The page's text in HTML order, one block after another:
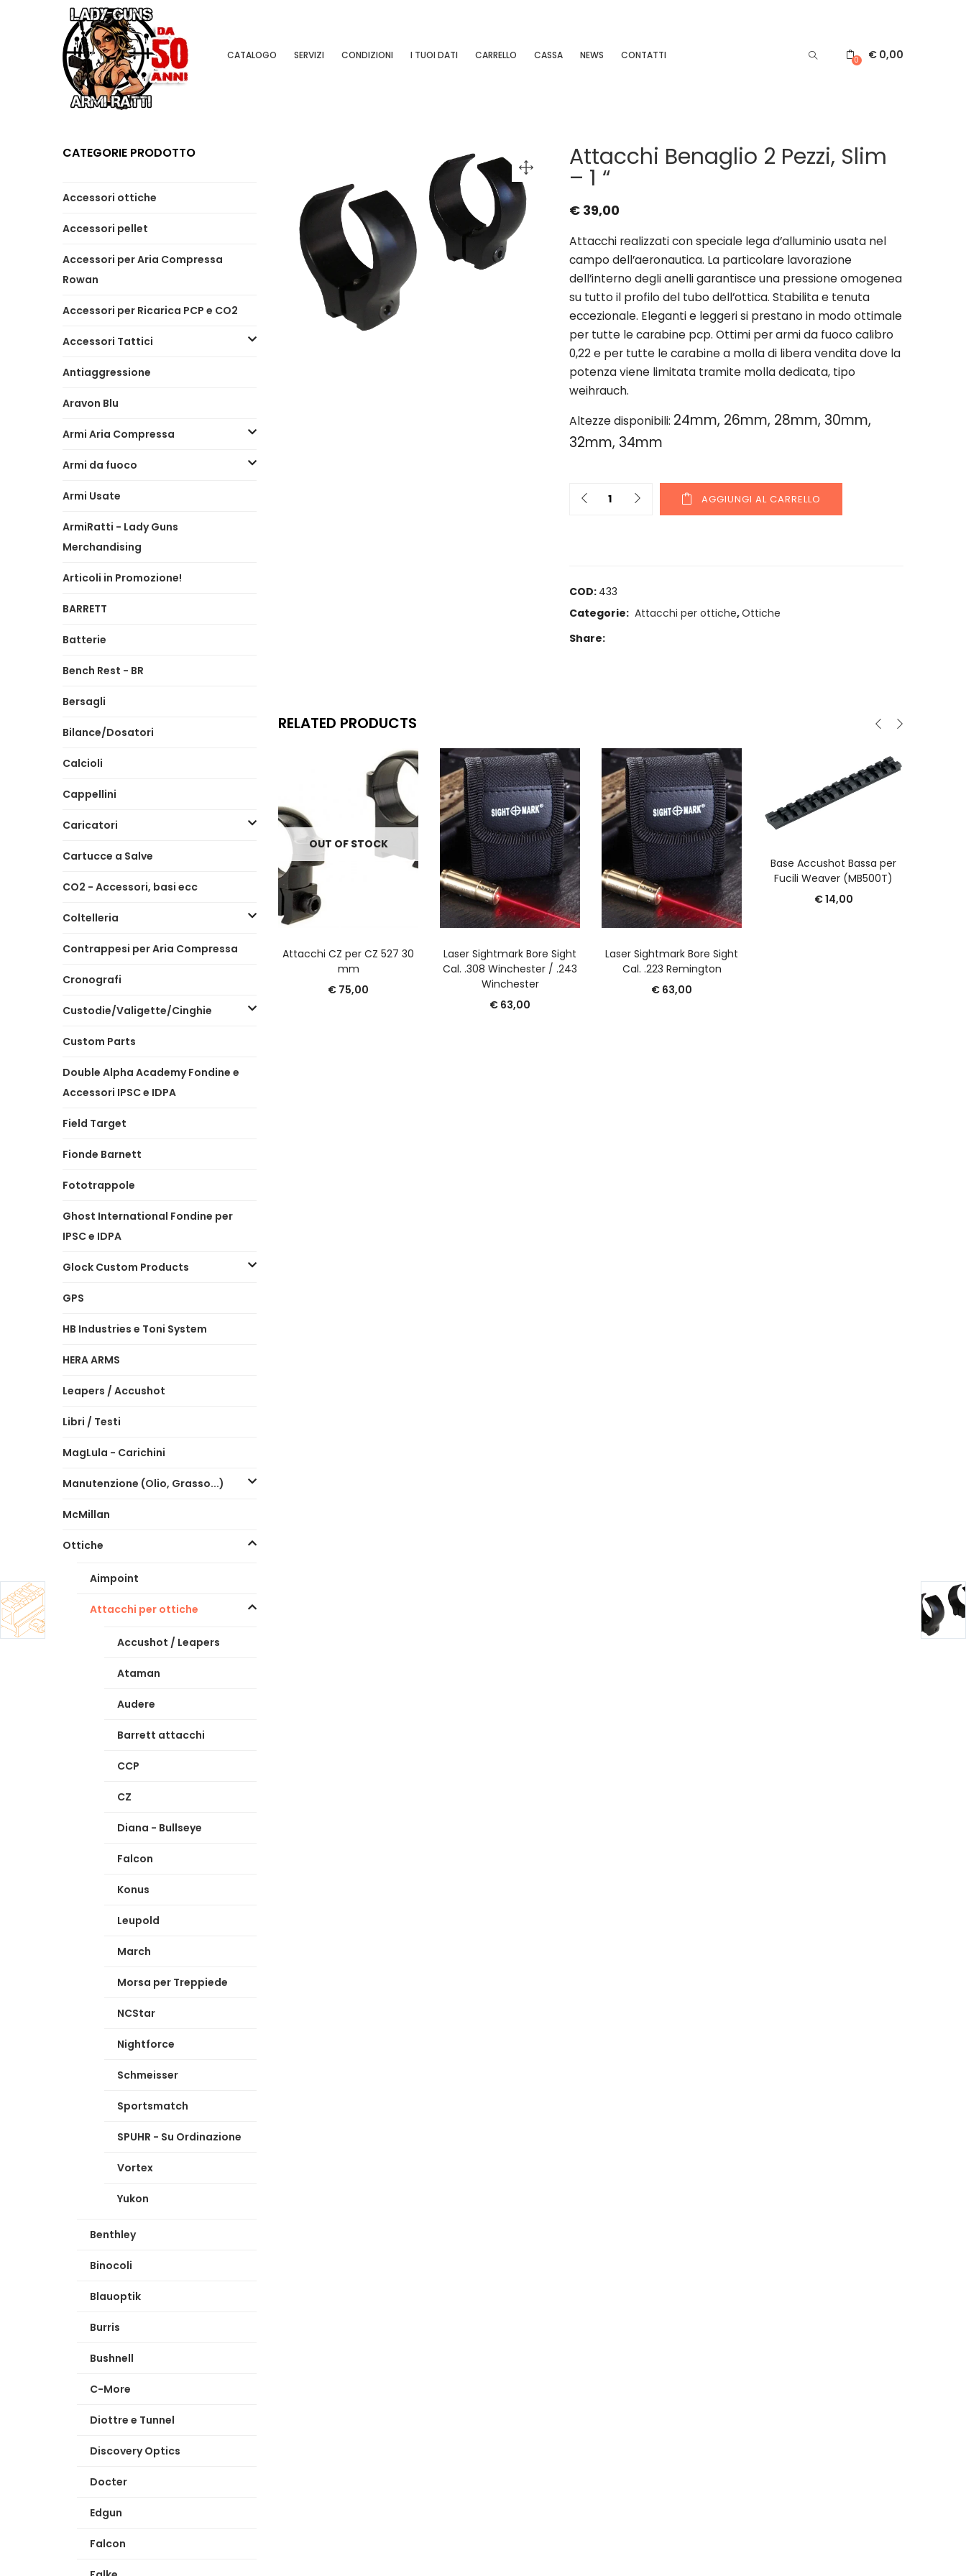
CATALOGO SERVIZI CONDIZIONI I TUOI DATI CARRELLO CASSA NEWS CONTATTI 0 €0,00
Attacchi Benaglio 2 Pezzi, Slim
– 1 “
€ 39,00
Attacchi realizzati con speciale lega d’alluminio usata nel
campo dell’aeronautica. La particolare lavorazione
dell’interno degli anelli garantisce una pressione omogenea
su tutto il profilo del tubo dell’ottica. Stabilita e tenuta
eccezionale. Eleganti e leggeri si prestano in modo ottimale
per tutte le carabine pcp. Ottimi per armi da fuoco calibro
0,22 e per tutte le carabine a molla di libera vendita dove la
potenza viene limitata tramite molla dedicata, tipo
weihrauch.
Altezze disponibili: 24mm, 26mm, 28mm, 30mm,
32mm, 34mm
Quantity
AGGIUNGI AL CARRELLO
COD: 433
Categorie: Attacchi per ottiche,Ottiche
Share:
RELATED PRODUCTS
OUT OF STOCK
Attacchi CZ per CZ 527 30
mm
€ 75,00
Laser Sightmark Bore Sight
Cal. .308 Winchester / .243
Winchester
€ 63,00
Laser Sightmark Bore Sight
Cal. .223 Remington
€ 63,00
Base Accushot Bassa per
Fucili Weaver (MB500T)
€14,00
CATEGORIE PRODOTTO
Accessori ottiche
Accessori pellet
Accessori per Aria Compressa
Rowan
Accessori per Ricarica PCP e CO2
Accessori Tattici
Antiaggressione
Aravon Blu
Armi Aria Compressa
Armi da fuoco
Armi Usate
ArmiRatti - Lady Guns
Merchandising
Articoli in Promozione!
BARRETT
Batterie
Bench Rest - BR
Bersagli
Bilance/Dosatori
Calcioli
Cappellini
Caricatori
Cartucce a Salve
CO2 - Accessori, basi ecc
Coltelleria
Contrappesi per Aria Compressa
Cronografi
Custodie/Valigette/Cinghie
Custom Parts
Double Alpha Academy Fondine e
Accessori IPSC e IDPA
Field Target
Fionde Barnett
Fototrappole
Ghost International Fondine per
IPSC e IDPA
Glock Custom Products
GPS
HB Industries e Toni System
HERA ARMS
Leapers / Accushot
Libri / Testi
MagLula - Carichini
Manutenzione (Olio, Grasso...)
McMillan
Ottiche
Aimpoint
Attacchi per ottiche
Accushot / Leapers
Ataman
Audere
Barrett attacchi
CCP
CZ
Diana - Bullseye
Falcon
Konus
Leupold
March
Morsa per Treppiede
NCStar
Nightforce
Schmeisser
Sportsmatch
SPUHR - Su Ordinazione
Vortex
Yukon
Benthley
Binocoli
Blauoptik
Burris
Bushnell
C-More
Diottre e Tunnel
Discovery Optics
Docter
Edgun
Falcon